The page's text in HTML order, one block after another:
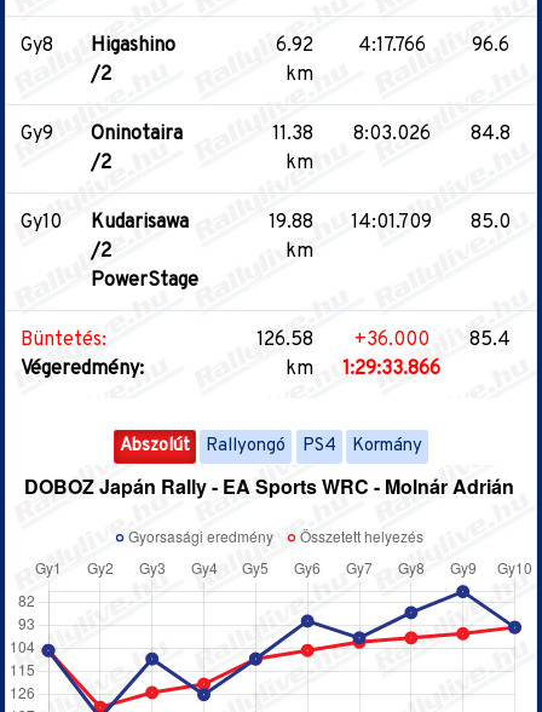
Gy8
Higashino
/2
6.92
km
4:17.766 96.6
Gy9
Oninotaira
/2
11.38
km
8:03.026 84.8
Gy10
Kudarisawa
/2
PowerStage
19.88
km
14:01.709 85.0
Büntetés:
Végeredmény:
126.58
km
+36.000
1:29:33.866
85.4
Abszolút Rallyongó PS4 Kormány